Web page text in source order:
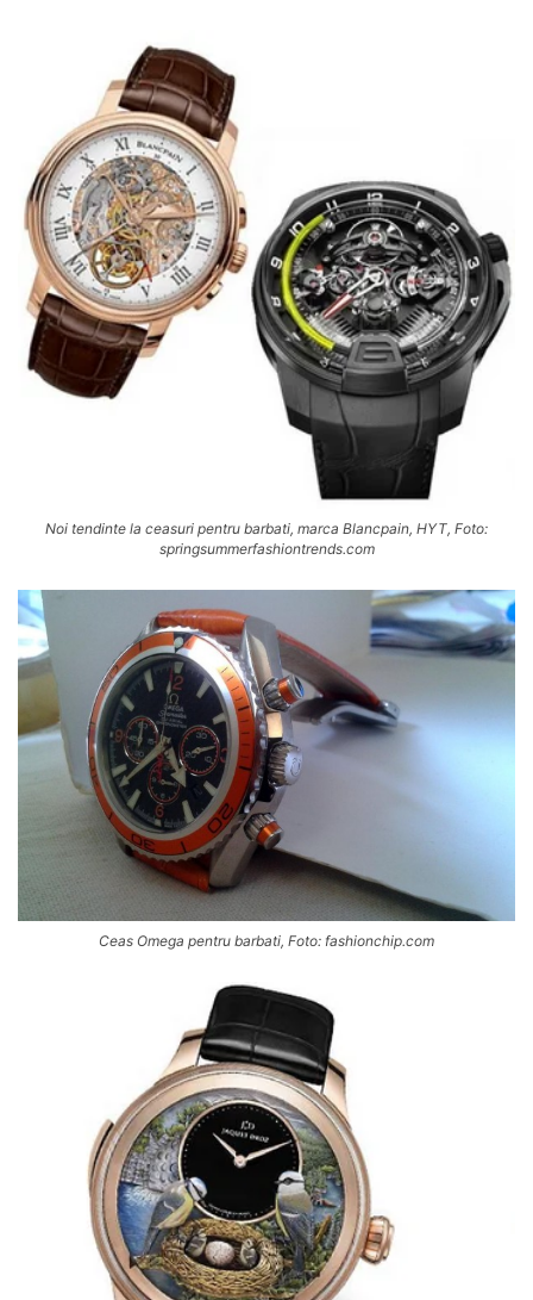
Noi tendinte la ceasuri pentru barbati, marca Blancpain, HYT, Foto:
springsummerfashiontrends.com
Ceas Omega pentru barbati, Foto: fashionchip.com